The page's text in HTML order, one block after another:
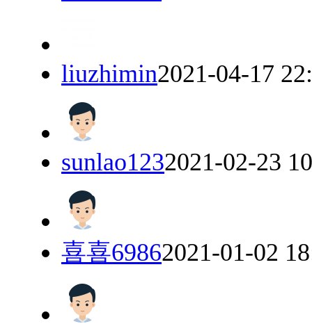
liuzhimin2021-04-17
sunlao1232021-02-23
喜喜69862021-01-02